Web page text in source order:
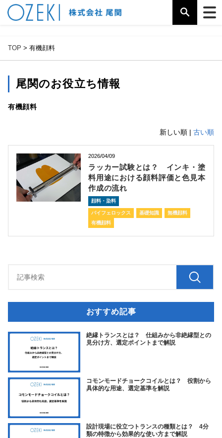
%{FACEBOOKSCRIPT}%
TOP > 有機顔料
尾関のお役立ち情報
有機顔料
新しい順 | 古い順
2026/04/09
ラッカー試験とは？ インキ・塗
料用途における顔料評価と色見本
作成の流れ
顔料・染料
バイフェロックス 基礎知識
無機顔料
有機顔料
おすすめ記事
絶縁トランスとは？ 仕組みから非絶縁型との
見分け方、選定ポイントまで解説
コモンモードチョークコイルとは？ 役割から
具体的な用途、選定基準を解説
設計現場に役立つトランスの種類とは？ 4分
類の特徴から効果的な使い方まで解説